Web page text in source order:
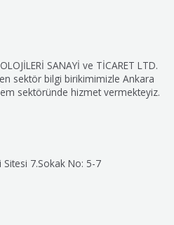
SANAYİ ve TİCARET LTD.
sektör bilgi birikimimizle Ankara
sektöründe hizmet vermekteyiz.
Sitesi 7.Sokak No: 5-7